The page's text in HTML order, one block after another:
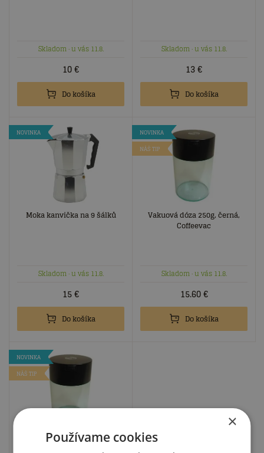
Skladom· u vás 11.8.
10€
Do košíka
Skladom· u vás 11.8.
13€
Do košíka
NOVINKA
Moka kanvička na 9 šálků
Skladom· u vás 11.8.
15€
Do košíka
NOVINKA
NÁŠ TIP
Vakuová dóza 250g, černá,
Coffeevac
Skladom· u vás 11.8.
15.60€
Do košíka
NOVINKA
NÁŠ TIP
Vakuová dóza 500g, čirá,
×
Používame cookies